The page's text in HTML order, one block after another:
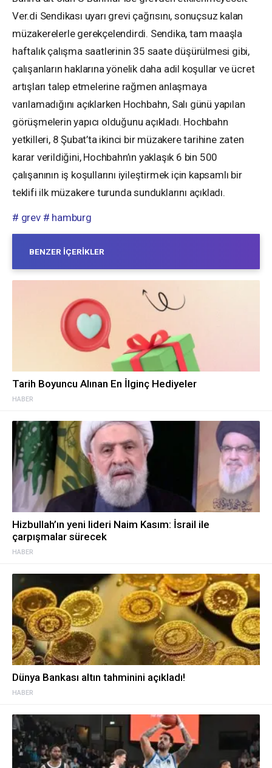
Ver.di Sendikası uyarı grevi çağrısını, sonuçsuz kalan
müzakerelerle gerekçelendirdi. Sendika, tam maaşla
haftalık çalışma saatlerinin 35 saate düşürülmesi gibi,
çalışanların haklarına yönelik daha adil koşullar ve ücret
artışları talep etmelerine rağmen anlaşmaya
varılamadığını açıklarken Hochbahn, Salı günü yapılan
görüşmelerin yapıcı olduğunu açıkladı. Hochbahn
yetkilleri, 8 Şubat’ta ikinci bir müzakere tarihine zaten
karar verildiğini, Hochbahn’ın yaklaşık 6 bin 500
çalışanının iş koşullarını iyileştirmek için kapsamlı bir
teklifi ilk müzakere turunda sunduklarını açıkladı.
# grev # hamburg
BENZER İÇERIKLER
HABER
Tarih Boyuncu Alınan En İlginç Hediyeler
HABER
Hizbullah’ın yeni lideri Naim Kasım: İsrail ile
çarpışmalar sürecek
HABER
Dünya Bankası altın tahminini açıkladı!